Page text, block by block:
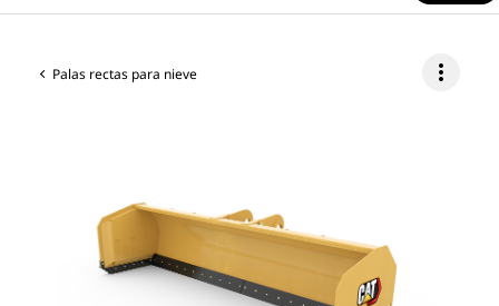
Palas rectas para nieve more_vert